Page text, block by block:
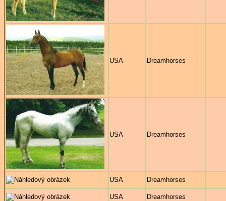
USA Dreamhorses
USA Dreamhorses
USA Dreamhorses
USA Dreamhorses